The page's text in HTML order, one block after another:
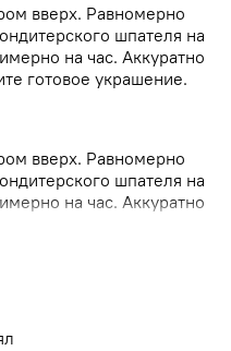
вверх. Равномерно
шпателя на
на час. Аккуратно
готовое украшение.
вверх. Равномерно
шпателя на
на час. Аккуратно
кружева